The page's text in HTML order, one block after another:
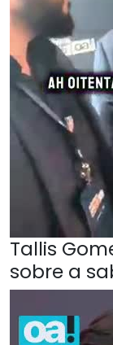
Tallis
sobre a